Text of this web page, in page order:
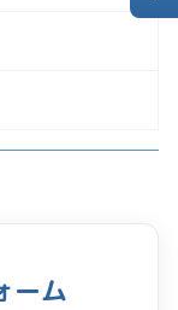
ーム